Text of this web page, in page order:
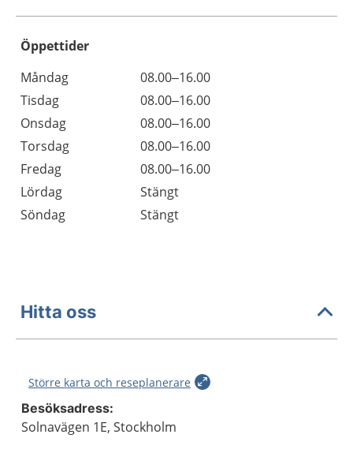
Öppettider
Dag
Öppettider
Kommentarer
Måndag
08.00–16.00
Tisdag
08.00–16.00
Onsdag
08.00–16.00
Torsdag
08.00–16.00
Fredag
08.00–16.00
Lördag
Stängt
Söndag
Stängt
Hitta oss
Större karta och reseplanerare
Besöksadress:
Solnavägen 1E, Stockholm